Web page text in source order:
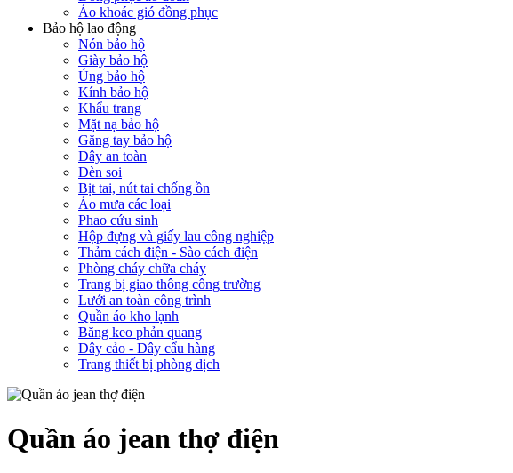
Áo khoác gió đồng phục
Bảo hộ lao động
Nón bảo hộ
Giày bảo hộ
Ủng bảo hộ
Kính bảo hộ
Khẩu trang
Mặt nạ bảo hộ
Găng tay bảo hộ
Dây an toàn
Đèn soi
Bịt tai, nút tai chống ồn
Áo mưa các loại
Phao cứu sinh
Hộp đựng và giấy lau công nghiệp
Thảm cách điện - Sào cách điện
Phòng cháy chữa cháy
Trang bị giao thông công trường
Lưới an toàn công trình
Quần áo kho lạnh
Băng keo phản quang
Dây cảo - Dây cẩu hàng
Trang thiết bị phòng dịch
Quần áo jean thợ điện